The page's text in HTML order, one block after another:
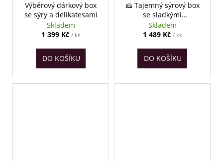
Výběrový dárkový box
se sýry a delikatesami
Skladem
1 399 Kč / ks
DO KOŠÍKU
🧀 Tajemný sýrový box
se sladkými
delikatesami a oříšky
Skladem
1 489 Kč / ks
DO KOŠÍKU